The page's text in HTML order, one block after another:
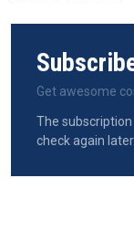
Get awesome
The
check again later.